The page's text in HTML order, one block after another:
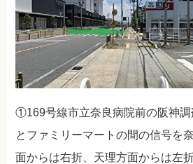
①169号線市立奈良病院前の阪神調
とファミリーマートの間の信号を
面からは右折、天理方面からは左